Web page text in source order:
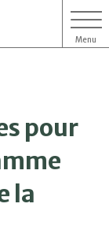
Menu
pour
la